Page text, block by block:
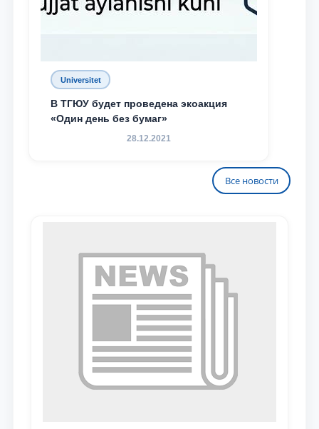
Universitet
В ТГЮУ будет проведена экоакция
«Один день без бумаг»
28.12.2021
Все новости